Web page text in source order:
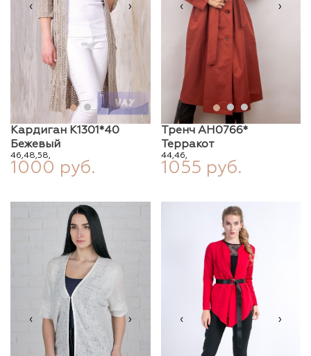
‹ ›
Кардиган К1301*40
Бежевый
46,48,58,
1000 руб.
‹ ›
Тренч АН0766*
Терракот
44,46,
1055 руб.
‹ › ‹ ›